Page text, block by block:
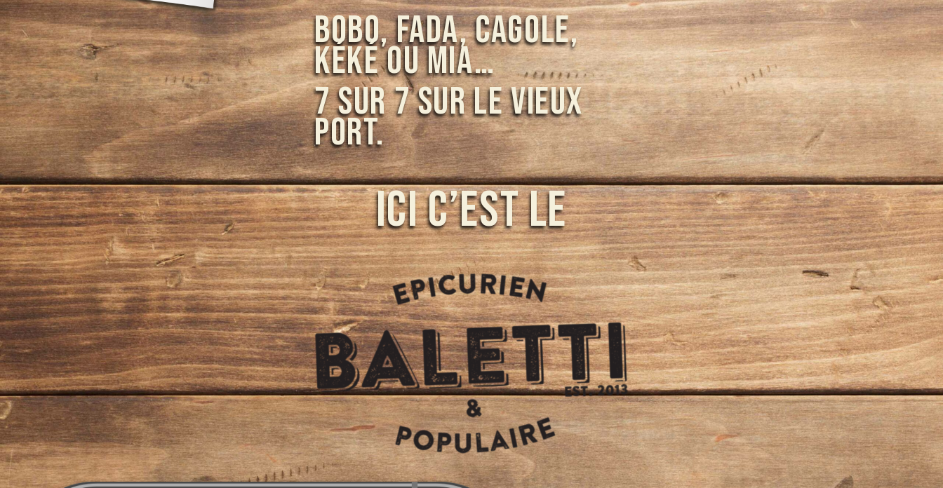
bobo, fada, cagole,
kéké ou mia…
7 sur 7 sur le vieux
port.
Ici c’est Le